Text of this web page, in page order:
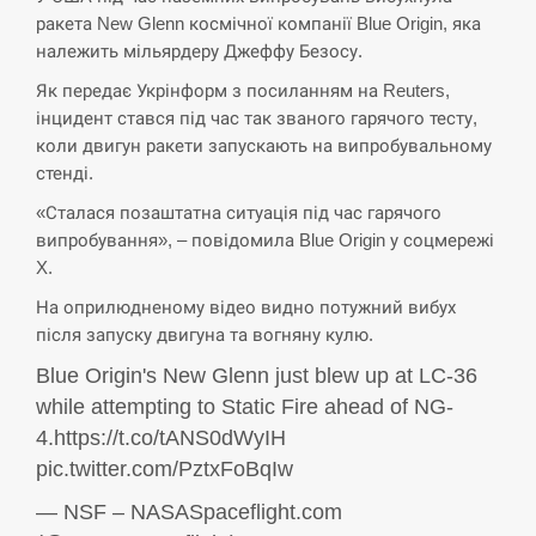
СЕРПЕНЬ
14:53
Экс-послу в США Стефанишиной вручили новое
подозрение и избирают меру…
СЕРПЕНЬ
У Росії розгортається ракетний підрозділ КНДР –
Reuters
СЕРПЕНЬ
14:23
хотя у партнеров они…
СЕРПЕНЬ
збільшення потоку води до…
ракета New Glenn космічної компанії Blue Origin, яка
належить мільярдеру Джеффу Безосу.
Як передає Укрінформ з посиланням на Reuters,
інцидент стався під час так званого гарячого тесту,
коли двигун ракети запускають на випробувальному
стенді.
«Сталася позаштатна ситуація під час гарячого
випробування», – повідомила Blue Origin у соцмережі
X.
На оприлюдненому відео видно потужний вибух
після запуску двигуна та вогняну кулю.
Blue Origin's New Glenn just blew up at LC-36
while attempting to Static Fire ahead of NG-
4.https://t.co/tANS0dWyIH
pic.twitter.com/PztxFoBqIw
— NSF – NASASpaceflight.com